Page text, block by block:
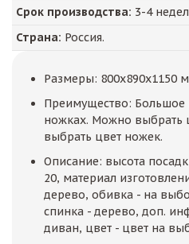
Срок производства: 3-4
Страна: Россия.
Размеры: 800x890x1150
Преимущество: Большое
ножках. Можно выбрать
выбрать цвет ножек.
Описание: высота
20, материал
дерево, обивка - на
спинка - дерево, доп.
диван, цвет - цвет на